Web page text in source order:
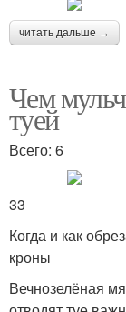
читать дальше →
Чем
туей
Всего: 6
33
Когда и как
кроны
Вечнозелёная